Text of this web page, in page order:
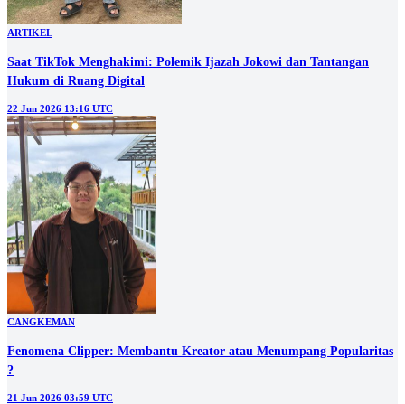
ARTIKEL
Saat TikTok Menghakimi: Polemik Ijazah Jokowi dan Tantangan
Hukum di Ruang Digital
22 Jun 2026 13:16 UTC
CANGKEMAN
Fenomena Clipper: Membantu Kreator atau Menumpang Popularitas
?
21 Jun 2026 03:59 UTC